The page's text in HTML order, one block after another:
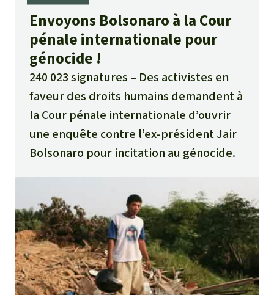
Envoyons Bolsonaro à la Cour
pénale internationale pour
génocide !
240 023 signatures
Des activistes en
faveur des droits humains demandent à
la Cour pénale internationale d’ouvrir
une enquête contre l’ex-président Jair
Bolsonaro pour incitation au génocide.